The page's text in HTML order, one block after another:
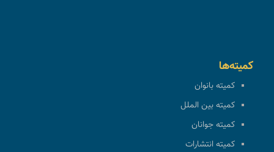
کمیته‌ها
کمیته بانوان
کمیته بین الملل
کمیته جوانان
کمیته انتشارات